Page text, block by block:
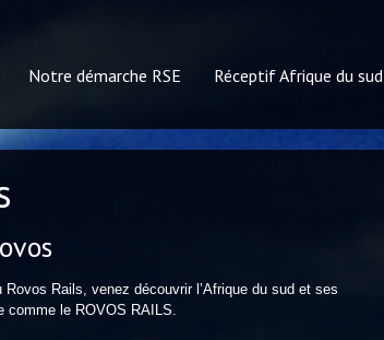
Notre démarche RSE Réceptif Afrique du sud
Rails, venez découvrir l’Afrique du sud et ses
comme le ROVOS RAILS.